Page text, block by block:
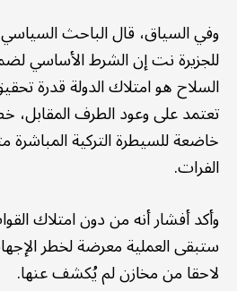
وفي السياق، قال الباحث
للجزيرة نت إن الشرط الأساسي
السلاح هو امتلاك الدولة قدرة
تعتمد على وعود الطرف
خاضعة للسيطرة التركية
الفرات.
وأكد أفشار أنه من دون امتلاك
ستبقى العملية معرضة لخطر
لاحقا من مخازن لم يُكشف عنها.